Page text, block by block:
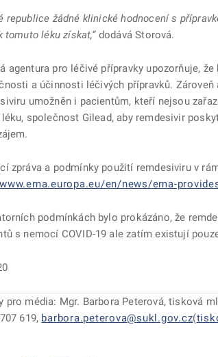
republice žádné klinické hodnocení s
tomuto léku získat,“dodává Storová.
agentura pro léčivé přípravky upozorňuje,
a účinnosti léčivých přípravků.
umožněn i pacientům, kteří nejsou
společnost Gilead, aby remdesivir
zpráva a podmínky použití remdesiviru v
en/news/ema-
podmínkách bylo prokázáno, že
s nemocí COVID-19 ale zatím existují
pro média: Mgr. Barbora Peterová, tisková
619, barbora.peterova@sukl.gov.cz(